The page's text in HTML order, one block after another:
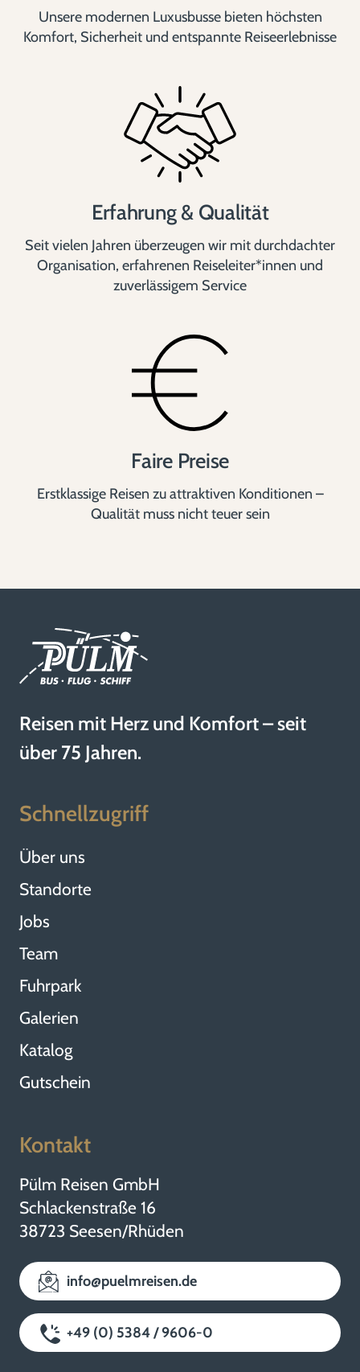
Unsere modernen Luxusbusse bieten höchsten
Komfort, Sicherheit und entspannte Reiseerlebnisse
Erfahrung & Qualität
Seit vielen Jahren überzeugen wir mit durchdachter
Organisation, erfahrenen Reiseleiter*innen und
zuverlässigem Service
Faire Preise
Erstklassige Reisen zu attraktiven Konditionen –
Qualität muss nicht teuer sein
Reisen mit Herz und Komfort – seit
über 75 Jahren.
Schnellzugriff
Über uns
Standorte
Jobs
Team
Fuhrpark
Galerien
Katalog
Gutschein
Kontakt
Pülm Reisen GmbH
Schlackenstraße 16
38723 Seesen/Rhüden
info@puelmreisen.de
+49 (0) 5384 / 9606-0